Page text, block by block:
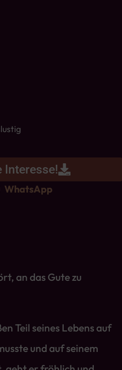
Interesse!
WhatsApp
an das Gute zu
Teil seines Lebens auf
und auf seinem